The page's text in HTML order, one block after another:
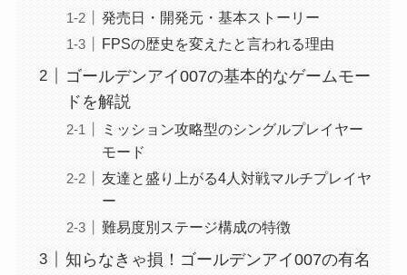
発売日・開発元・基本ストーリー
FPSの歴史を変えたと言われる理由
ゴールデンアイ007の基本的なゲームモー
ドを解説
ミッション攻略型のシングルプレイヤー
モード
友達と盛り上がる4人対戦マルチプレイヤ
ー
難易度別ステージ構成の特徴
知らなきゃ損！ゴールデンアイ007の有名